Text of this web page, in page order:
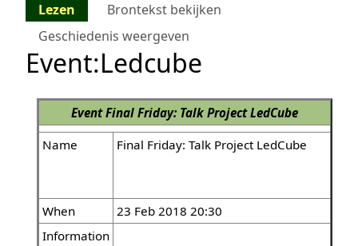
Lezen
Brontekst bekijken
Geschiedenis weergeven
Event:Ledcube
EventFinal Friday: Talk Project LedCube
Name
Final Friday: Talk Project LedCube
When
23 Feb 2018 20:30
Information